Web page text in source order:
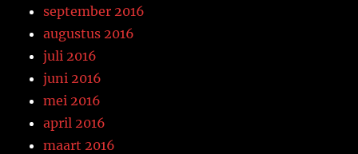
september 2016
augustus 2016
juli 2016
juni 2016
mei 2016
april 2016
maart 2016